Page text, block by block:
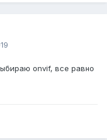
onvif, все равно